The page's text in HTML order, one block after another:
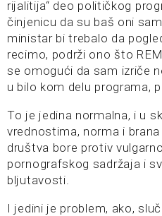
rijalitija“ deo političkog
činjenicu da su baš oni
ministar bi trebalo da
recimo, podrži ono što
se omogući da sam izriče
u bilo kom delu programa,
To je jedina normalna, i u
vrednostima, norma i
društva bore protiv
pornografskog sadržaja i
bljutavosti.
I jedini je problem, ako,